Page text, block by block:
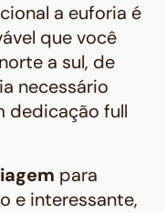
a euforia é
que você
a sul, de
necessário
dedicação full
para
e interessante,